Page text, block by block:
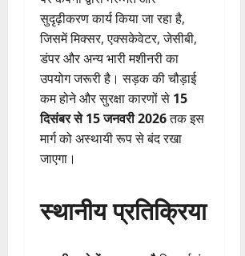
सुदृढ़ीकरण कार्य किया जा रहा है,
जिसमें मिक्सर, एक्सकेवेटर, जेसीबी,
डंपर और अन्य भारी मशीनरी का
उपयोग जरूरी है। सड़क की चौड़ाई
कम होने और सुरक्षा कारणों से 15
दिसंबर से 15 जनवरी 2026तक इस
मार्ग को अस्थायी रूप से बंद रखा
जाएगा।
स्थानीय प्रतिक्रिया